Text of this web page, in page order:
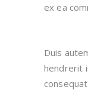
ex ea
Duis
hendrerit